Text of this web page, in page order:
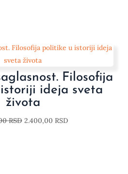
Filosofija
ideja sveta
života
RSD 2.400,00 RSD